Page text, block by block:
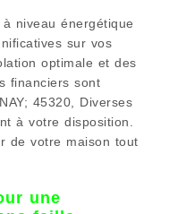
niveau énergétique
sur vos
optimale et des
financiers sont
45320, Diverses
à votre disposition.
de votre maison tout
une